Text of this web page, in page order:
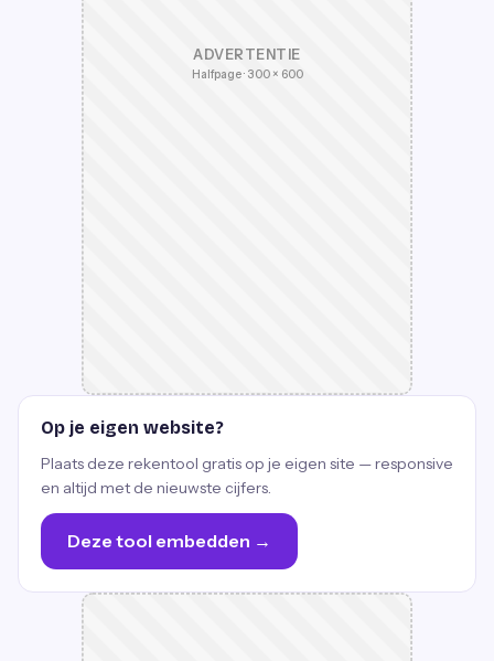
ADVERTENTIE
Halfpage · 300 × 600
Op je eigen website?
Plaats deze rekentool gratis op je eigen site — responsive
en altijd met de nieuwste cijfers.
Deze tool embedden →